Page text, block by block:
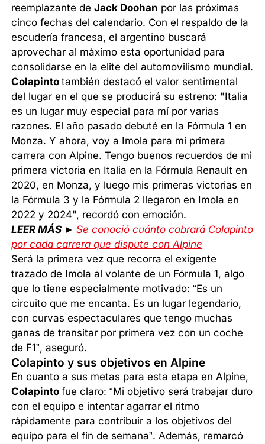
reemplazante deJack Doohan por las próximas
cinco fechas del calendario. Con el respaldo de la
escudería francesa, el argentino buscará
aprovechar al máximo esta oportunidad para
consolidarse en la elite del automovilismo mundial.
Colapintotambién destacó el valor sentimental
del lugar en el que se producirá su estreno: "Italia
es un lugar muy especial para mí por varias
razones. El año pasado debuté en la Fórmula 1 en
Monza. Y ahora, voy a Imola para mi primera
carrera con Alpine. Tengo buenos recuerdos de mi
primera victoria en Italia en la Fórmula Renault en
2020, en Monza, y luego mis primeras victorias en
la Fórmula 3 y la Fórmula 2 llegaron en Imola en
2022 y 2024", recordó con emoción.
LEER MÁS ►Se conoció cuánto cobrará Colapinto
por cada carrera que dispute con Alpine
Será la primera vez que recorra el exigente
trazado de Imola al volante de un Fórmula 1, algo
que lo tiene especialmente motivado: “Es un
circuito que me encanta. Es un lugar legendario,
con curvas espectaculares que tengo muchas
ganas de transitar por primera vez con un coche
de F1”, aseguró.
Colapinto y sus objetivos en Alpine
En cuanto a sus metas para esta etapa en Alpine,
Colapintofue claro: “Mi objetivo será trabajar duro
con el equipo e intentar agarrar el ritmo
rápidamente para contribuir a los objetivos del
equipo para el fin de semana”. Además, remarcó